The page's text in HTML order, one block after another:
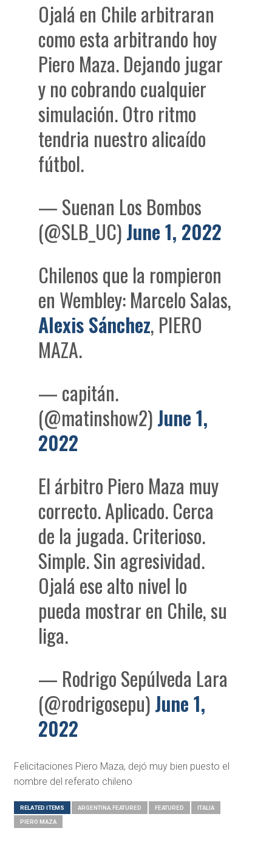
Ojalá en Chile arbitraran
como esta arbitrando hoy
Piero Maza. Dejando jugar
y no cobrando cualquier
simulación. Otro ritmo
tendria nuestro alicaído
fútbol.
— Suenan Los Bombos
(@SLB_UC)June 1, 2022
Chilenos que la rompieron
en Wembley: Marcelo Salas,
Alexis Sánchez, PIERO
MAZA.
— capitán.
(@matinshow2)June 1,
2022
El árbitro Piero Maza muy
correcto. Aplicado. Cerca
de la jugada. Criterioso.
Simple. Sin agresividad.
Ojalá ese alto nivel lo
pueda mostrar en Chile, su
liga.
— Rodrigo Sepúlveda Lara
(@rodrigosepu)June 1,
2022
Felicitaciones Piero Maza, dejó muy bien puesto el
nombre del referato chileno
RELATED ITEMS ARGENTINA.FEATURED FEATURED ITALIA
PIERO MAZA